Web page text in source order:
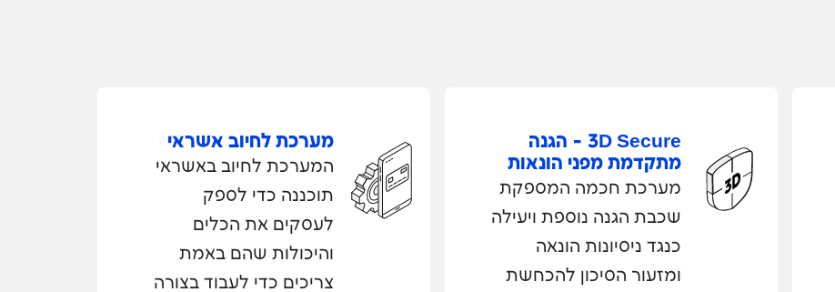
3D Secure - הגנה
מתקדמת מפני הונאות
מערכת חכמה המספקת
שכבת הגנה נוספת ויעילה
כנגד ניסיונות הונאה
ומזעור הסיכון להכחשת
מערכת לחיוב אשראי
המערכת לחיוב באשראי
תוכננה כדי לספק
לעסקים את הכלים
והיכולות שהם באמת
צריכים כדי לעבוד בצורה